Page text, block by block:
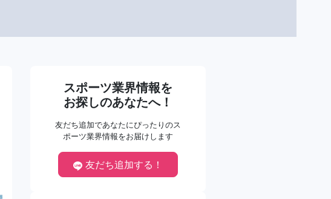
スポーツ業界情報を
お探しのあなたへ！
友だち追加であなたにぴったりのス
ポーツ業界情報をお届けします
友だち追加する！